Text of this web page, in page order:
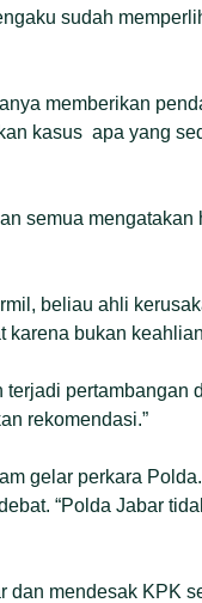
sudah
memberikan
kasus apa yang
semua mengatakan
beliau ahli
bukan
pertambangan
rekomendasi.”
gelar perkara
“Polda Jabar
dan mendesak KPK